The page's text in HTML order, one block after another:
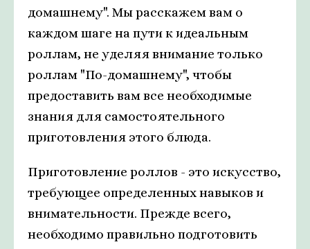
домашнему". Мы расскажем вам о
каждом шаге на пути к идеальным
роллам, не уделяя внимание только
роллам "По-домашнему", чтобы
предоставить вам все необходимые
знания для самостоятельного
приготовления этого блюда.
Приготовление роллов - это искусство,
требующее определенных навыков и
внимательности. Прежде всего,
необходимо правильно подготовить